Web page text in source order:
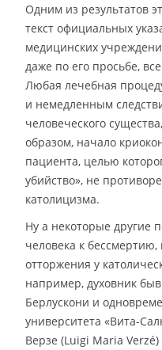
Одним из результатов
текст официальных
медицинских
даже по его просьбе,
Любая лечебная
и немедленным
человеческого
образом, начало
пациента, целью
убийство», не
католицизма.
Ну а некоторые
человека к
отторжения у
например, духовник
Берлускони и
университета «Вита-
Верзе (Luigi Maria